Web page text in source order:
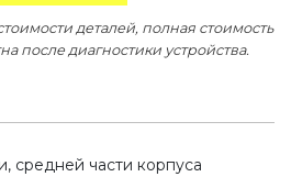
деталей, полная стоимость
после диагностики устройства.
средней части корпуса